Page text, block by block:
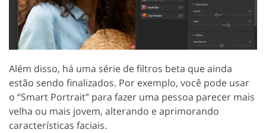
Além disso, há uma série de filtros beta que ainda
estão sendo finalizados. Por exemplo, você pode usar
o “Smart Portrait” para fazer uma pessoa parecer mais
velha ou mais jovem, alterando e aprimorando
características faciais.